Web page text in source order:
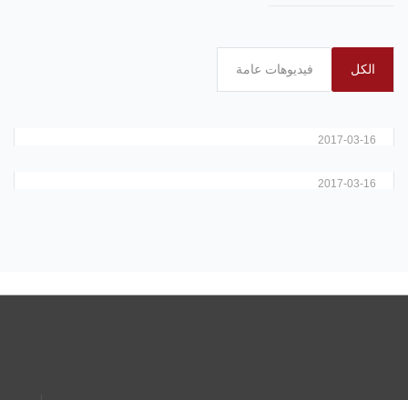
الكل
فيديوهات عامة
2017-03-16
2017-03-16